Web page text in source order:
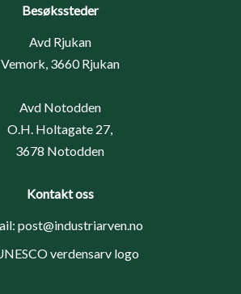
Besøkssteder
Avd Rjukan
Vemork, 3660 Rjukan
Avd Notodden
O.H. Holtagate 27,
3678 Notodden
Kontakt oss
post@industriarven.no